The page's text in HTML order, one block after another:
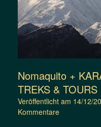
Nomaquito +
TREKS & TOURS
Veröffentlicht am 14/12/
Kommentare